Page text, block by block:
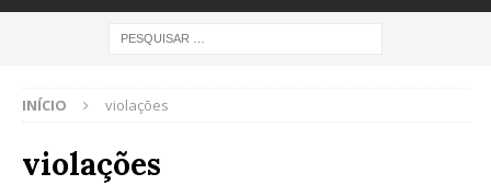
INÍCIO violações
violações